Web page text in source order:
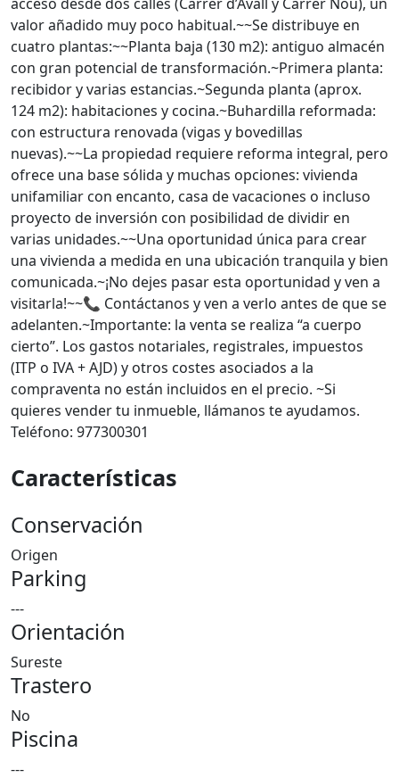
valor añadido muy poco habitual.~~Se distribuye en
cuatro plantas:~~Planta baja (130 m2): antiguo almacén
con gran potencial de transformación.~Primera planta:
recibidor y varias estancias.~Segunda planta (aprox.
124 m2): habitaciones y cocina.~Buhardilla reformada:
con estructura renovada (vigas y bovedillas
nuevas).~~La propiedad requiere reforma integral, pero
ofrece una base sólida y muchas opciones: vivienda
unifamiliar con encanto, casa de vacaciones o incluso
proyecto de inversión con posibilidad de dividir en
varias unidades.~~Una oportunidad única para crear
una vivienda a medida en una ubicación tranquila y bien
comunicada.~¡No dejes pasar esta oportunidad y ven a
visitarla!~~📞 Contáctanos y ven a verlo antes de que se
adelanten.~Importante: la venta se realiza “a cuerpo
cierto”. Los gastos notariales, registrales, impuestos
(ITP o IVA + AJD) y otros costes asociados a la
compraventa no están incluidos en el precio. ~Si
quieres vender tu inmueble, llámanos te ayudamos.
Teléfono: 977300301
Características
Conservación
Origen
Parking
---
Orientación
Sureste
Trastero
No
Piscina
---